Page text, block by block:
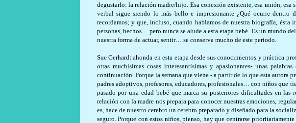
degustarlo: la relación madre/hijo. Esa conexión existente, esa unión,
verbal sigue siendo lo más bello e impresionante ¿Qué ocurre
recordamos; y que, incluso, cuando hablamos de nuestra biografía, ésta
personas, hechos… pero nunca se alude a esta etapa bebé. Es un mundo
nuestra forma de actuar, sentir… se conserva mucho de este periodo.
Sue Gerhardt ahonda en esta etapa desde sus conocimientos y práctica
otras muchísimas cosas interesantísimas y apasionantes- unas
continuación. Porque la semana que viene - a partir de lo que esta autora
padres adoptivos, profesores, educadores, profesionales… con niños que
pasado por una edad bebé que marca su posteriores dificultades en las
relación con la madre nos prepara para conocer nuestras emociones,
es, hace de nuestro cerebro un cerebro preparado y diseñado para la
seguro. Porque con estos niños, pienso, hay que centrarse